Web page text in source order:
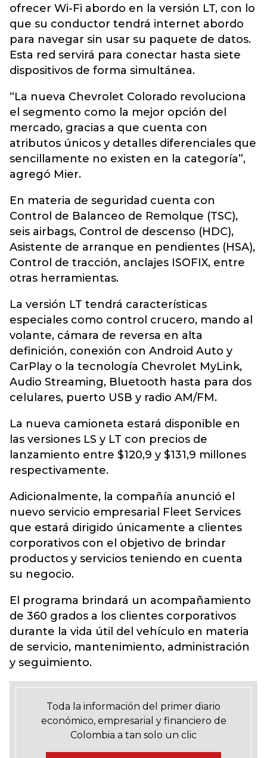
ofrecer Wi-Fi abordo en la versión LT, con lo
que su conductor tendrá internet abordo
para navegar sin usar su paquete de datos.
Esta red servirá para conectar hasta siete
dispositivos de forma simultánea.
“La nueva Chevrolet Colorado revoluciona
el segmento como la mejor opción del
mercado, gracias a que cuenta con
atributos únicos y detalles diferenciales que
sencillamente no existen en la categoría”,
agregó Mier.
En materia de seguridad cuenta con
Control de Balanceo de Remolque (TSC),
seis airbags, Control de descenso (HDC),
Asistente de arranque en pendientes (HSA),
Control de tracción, anclajes ISOFIX, entre
otras herramientas.
La versión LT tendrá características
especiales como control crucero, mando al
volante, cámara de reversa en alta
definición, conexión con Android Auto y
CarPlay o la tecnología Chevrolet MyLink,
Audio Streaming, Bluetooth hasta para dos
celulares, puerto USB y radio AM/FM.
La nueva camioneta estará disponible en
las versiones LS y LT con precios de
lanzamiento entre $120,9 y $131,9 millones
respectivamente.
Adicionalmente, la compañía anunció el
nuevo servicio empresarial Fleet Services
que estará dirigido únicamente a clientes
corporativos con el objetivo de brindar
productos y servicios teniendo en cuenta
su negocio.
El programa brindará un acompañamiento
de 360 grados a los clientes corporativos
durante la vida útil del vehículo en materia
de servicio, mantenimiento, administración
y seguimiento.
Toda la información del primer diario
económico, empresarial y financiero de
Colombia a tan solo un clic